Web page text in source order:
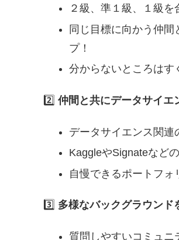
２級、準１級、１級
同じ目標に向かう仲
プ！
分からないところはす
2️⃣ 仲間と共にデータサイエ
データサイエンス関連
KaggleやSignateなど
自慢できるポートフォ
3️⃣ 多様なバックグラウンド
質問しやすいコミュニ